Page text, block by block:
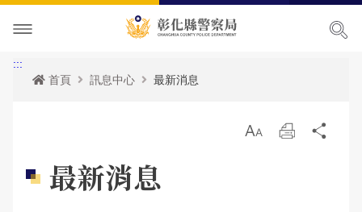
本局簡介
局長簡介
組織職掌
各項宣導
申辦服務
主題宣導
:::
首頁
訊息中心 最新消息
放 列
最新消息